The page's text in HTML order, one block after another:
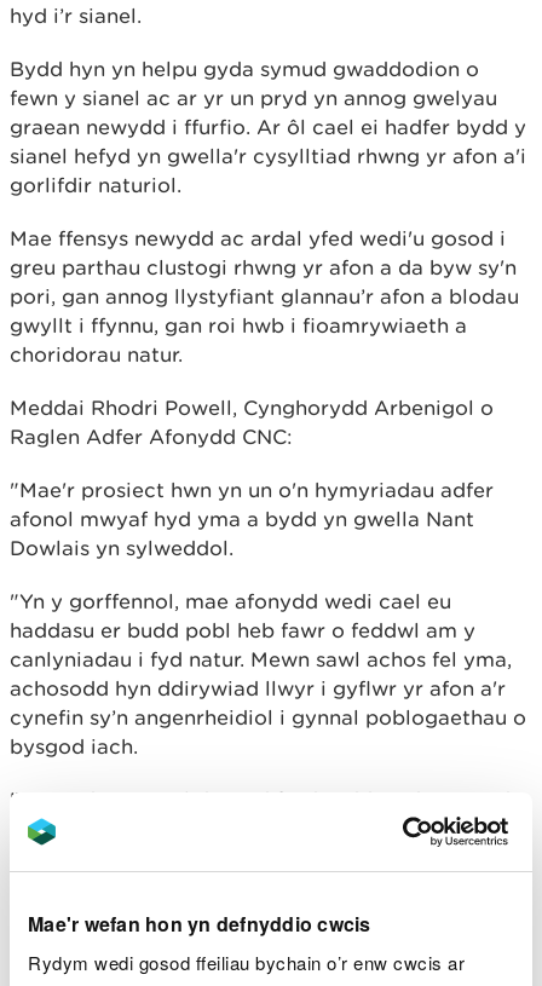
Mae'r wefan hon yn defnyddio cwcis
Rydym wedi gosod ffeiliau bychain o’r enw cwcis ar
hyd i’r sianel.
Bydd hyn yn helpu gyda symud gwaddodion o
fewn y sianel ac ar yr un pryd yn annog gwelyau
graean newydd i ffurfio. Ar ôl cael ei hadfer bydd y
sianel hefyd yn gwella'r cysylltiad rhwng yr afon a'i
gorlifdir naturiol.
Mae ffensys newydd ac ardal yfed wedi'u gosod i
greu parthau clustogi rhwng yr afon a da byw sy'n
pori, gan annog llystyfiant glannau’r afon a blodau
gwyllt i ffynnu, gan roi hwb i fioamrywiaeth a
choridorau natur.
Meddai Rhodri Powell, Cynghorydd Arbenigol o
Raglen Adfer Afonydd CNC:
"Mae'r prosiect hwn yn un o'n hymyriadau adfer
afonol mwyaf hyd yma a bydd yn gwella Nant
Dowlais yn sylweddol.
"Yn y gorffennol, mae afonydd wedi cael eu
haddasu er budd pobl heb fawr o feddwl am y
canlyniadau i fyd natur. Mewn sawl achos fel yma,
achosodd hyn ddirywiad llwyr i gyflwr yr afon a'r
cynefin sy’n angenrheidiol i gynnal poblogaethau o
bysgod iach.
"Ein nod yw gwrthdroi'r difrod sydd wedi'i wneud
drwy adfer afonydd i gyflwr mwy naturiol, fel y
Meddai David Letellier, Pennaeth Gweithrediadau
Canol De Cymru: